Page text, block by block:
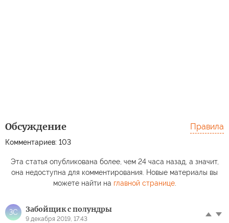
Обсуждение
Комментариев: 103
Правила
Эта статья опубликована более, чем 24 часа назад, а значит,
она недоступна для комментирования. Новые материалы вы
можете найти на главной странице.
ЗС Забойщик с полундры
9 декабря 2019, 17:43